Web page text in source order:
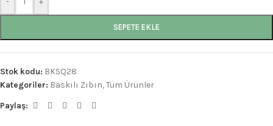
SEPETE EKLE
Stok kodu: BKSQ28
Kategoriler: Baskılı Zıbın,Tüm Ürünler
Paylaş: